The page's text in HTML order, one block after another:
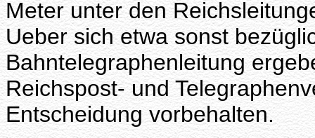
Meter unter den
Ueber sich etwa sonst
Bahntelegraphenleitung
Reichspost- und
Entscheidung vorbehalten.